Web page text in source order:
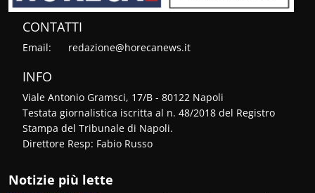
CONTATTI
Email: redazione@horecanews.it
INFO
Viale Antonio Gramsci, 17/B - 80122 Napoli
Testata giornalistica iscritta al n. 48/2018 del Registro
Stampa del Tribunale di Napoli.
Direttore Resp: Fabio Russo
Notizie più lette